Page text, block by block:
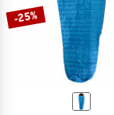
-25%